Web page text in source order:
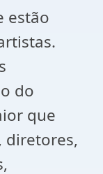
estão
do
que
diretores,